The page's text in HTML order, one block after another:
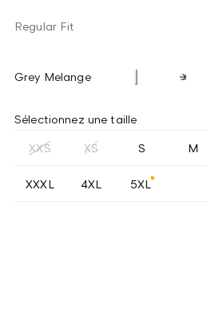
Regular Fit
Grey Melange
Sélectionnez une taille
XXS XS S M
XXXL 4XL 5XL